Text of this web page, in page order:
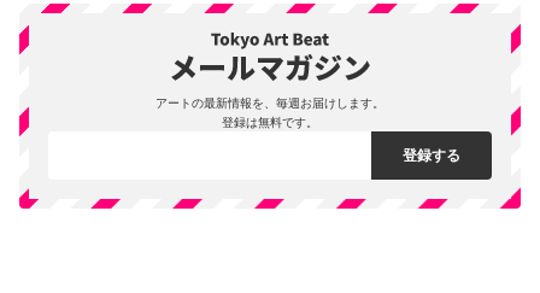
アートの最新情報を、毎週お届けします。
登録は無料です。